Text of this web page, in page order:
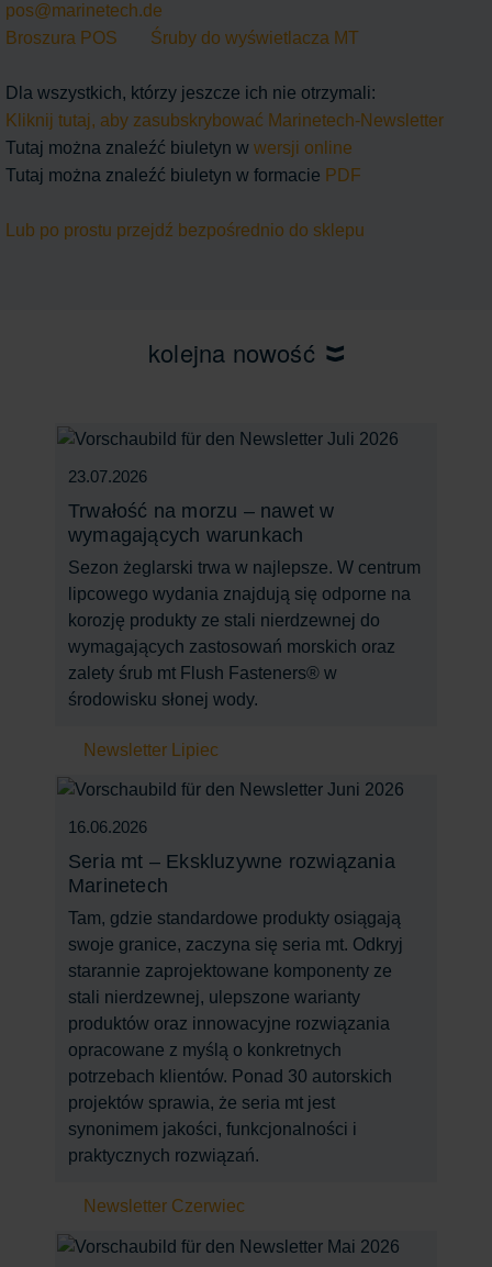
pos@marinetech.de
Broszura POS
Śruby do wyświetlacza MT
Dla wszystkich, którzy jeszcze ich nie otrzymali:
Kliknij tutaj, aby zasubskrybować Marinetech-Newsletter
Tutaj można znaleźć biuletyn w wersji online
Tutaj można znaleźć biuletyn w formacie PDF
Lub po prostu przejdź bezpośrednio do sklepu
kolejna nowość
23.07.2026
Trwałość na morzu – nawet w
wymagających warunkach
Sezon żeglarski trwa w najlepsze. W centrum
lipcowego wydania znajdują się odporne na
korozję produkty ze stali nierdzewnej do
wymagających zastosowań morskich oraz
zalety śrub mt Flush Fasteners® w
środowisku słonej wody.
Newsletter Lipiec
16.06.2026
Seria mt – Ekskluzywne rozwiązania
Marinetech
Tam, gdzie standardowe produkty osiągają
swoje granice, zaczyna się seria mt. Odkryj
starannie zaprojektowane komponenty ze
stali nierdzewnej, ulepszone warianty
produktów oraz innowacyjne rozwiązania
opracowane z myślą o konkretnych
potrzebach klientów. Ponad 30 autorskich
projektów sprawia, że seria mt jest
synonimem jakości, funkcjonalności i
praktycznych rozwiązań.
Newsletter Czerwiec